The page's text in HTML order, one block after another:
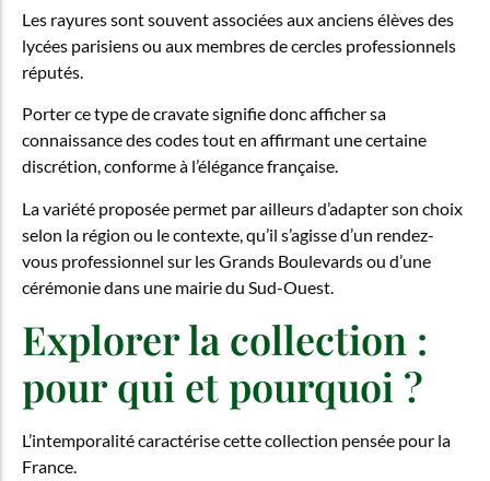
Les rayures sont souvent associées aux anciens élèves des
lycées parisiens ou aux membres de cercles professionnels
réputés.
Porter ce type de cravate signifie donc afficher sa
connaissance des codes tout en affirmant une certaine
discrétion, conforme à l’élégance française.
La variété proposée permet par ailleurs d’adapter son choix
selon la région ou le contexte, qu’il s’agisse d’un rendez-
vous professionnel sur les Grands Boulevards ou d’une
cérémonie dans une mairie du Sud-Ouest.
Explorer la collection :
pour qui et pourquoi ?
L’intemporalité caractérise cette collection pensée pour la
France.